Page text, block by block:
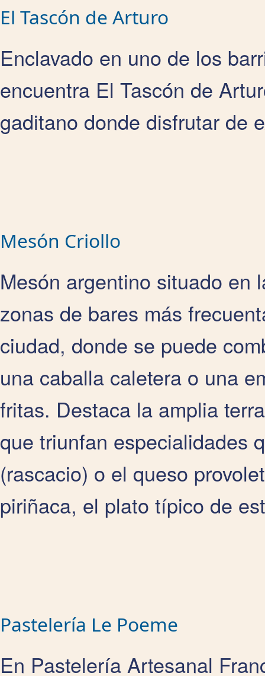
El Tascón de Arturo
Enclavado en uno de los
encuentra El Tascón de
gaditano donde disfrutar de
Mesón Criollo
Mesón argentino situado en
zonas de bares más
ciudad, donde se puede
una caballa caletera o una
fritas. Destaca la amplia
que triunfan especialidades
(rascacio) o el queso
piriñaca, el plato típico de
Pastelería Le Poeme
En Pastelería Artesanal